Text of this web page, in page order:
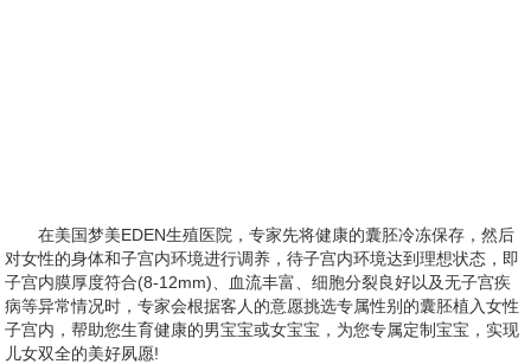
在美国梦美EDEN生殖医院，专家先将健康的囊胚冷冻保存，然后
对女性的身体和子宫内环境进行调养，待子宫内环境达到理想状态，即
子宫内膜厚度符合(8-12mm)、血流丰富、细胞分裂良好以及无子宫疾
病等异常情况时，专家会根据客人的意愿挑选专属性别的囊胚植入女性
子宫内，帮助您生育健康的男宝宝或女宝宝，为您专属定制宝宝，实现
儿女双全的美好夙愿!